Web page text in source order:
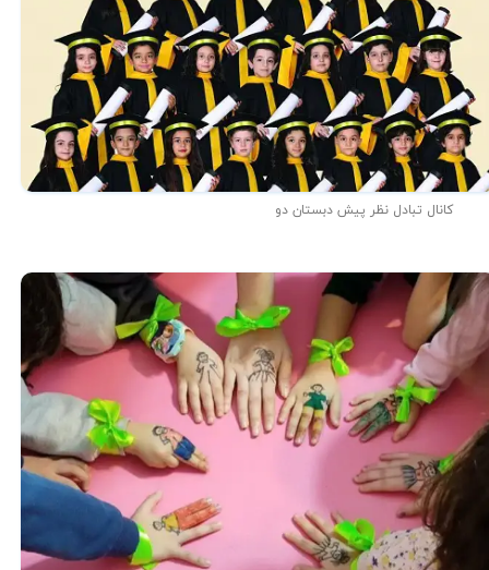
کانال تبادل نظر پیش دبستان دو